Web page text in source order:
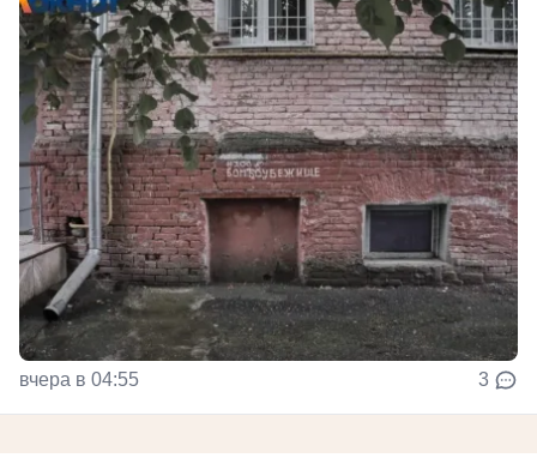
вчера в 04:55 3